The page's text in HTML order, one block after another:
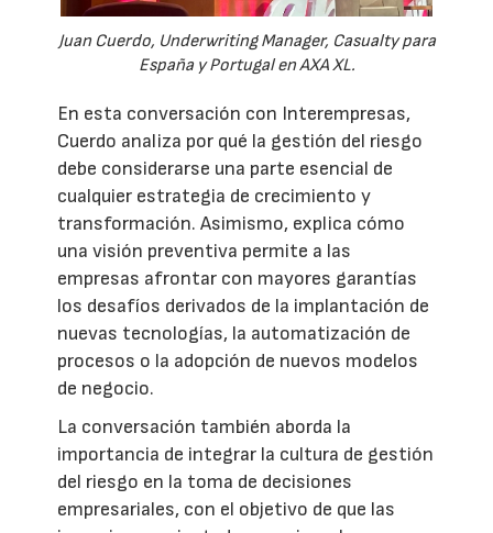
Juan Cuerdo, Underwriting Manager, Casualty para
España y Portugal en AXA XL.
En esta conversación con Interempresas,
Cuerdo analiza por qué la gestión del riesgo
debe considerarse una parte esencial de
cualquier estrategia de crecimiento y
transformación. Asimismo, explica cómo
una visión preventiva permite a las
empresas afrontar con mayores garantías
los desafíos derivados de la implantación de
nuevas tecnologías, la automatización de
procesos o la adopción de nuevos modelos
de negocio.
La conversación también aborda la
importancia de integrar la cultura de gestión
del riesgo en la toma de decisiones
empresariales, con el objetivo de que las